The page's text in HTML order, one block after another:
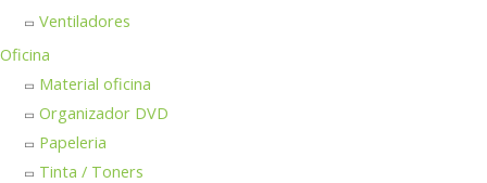
Ventiladores
Oficina
Material oficina
Organizador DVD
Papeleria
Tinta / Toners